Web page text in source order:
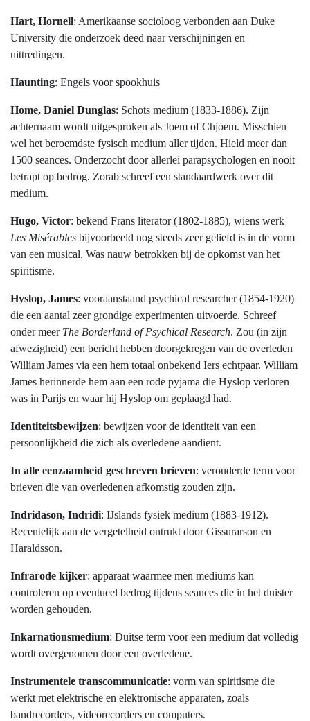
Hart, Hornell: Amerikaanse socioloog verbonden aan Duke
University die onderzoek deed naar verschijningen en
uittredingen.
Haunting: Engels voor spookhuis
Home, Daniel Dunglas: Schots medium (1833-1886). Zijn
achternaam wordt uitgesproken als Joem of Chjoem. Misschien
wel het beroemdste fysisch medium aller tijden. Hield meer dan
1500 seances. Onderzocht door allerlei parapsychologen en nooit
betrapt op bedrog. Zorab schreef een standaardwerk over dit
medium.
Hugo, Victor: bekend Frans literator (1802-1885), wiens werk
Les Misérables bijvoorbeeld nog steeds zeer geliefd is in de vorm
van een musical. Was nauw betrokken bij de opkomst van het
spiritisme.
Hyslop, James: vooraanstaand psychical researcher (1854-1920)
die een aantal zeer grondige experimenten uitvoerde. Schreef
onder meer The Borderland of Psychical Research. Zou (in zijn
afwezigheid) een bericht hebben doorgekregen van de overleden
William James via een hem totaal onbekend Iers echtpaar. William
James herinnerde hem aan een rode pyjama die Hyslop verloren
was in Parijs en waar hij Hyslop om geplaagd had.
Identiteitsbewijzen: bewijzen voor de identiteit van een
persoonlijkheid die zich als overledene aandient.
In alle eenzaamheid geschreven brieven: verouderde term voor
brieven die van overledenen afkomstig zouden zijn.
Indridason, Indridi: IJslands fysiek medium (1883-1912).
Recentelijk aan de vergetelheid ontrukt door Gissurarson en
Haraldsson.
Infrarode kijker: apparaat waarmee men mediums kan
controleren op eventueel bedrog tijdens seances die in het duister
worden gehouden.
Inkarnationsmedium: Duitse term voor een medium dat volledig
wordt overgenomen door een overledene.
Instrumentele transcommunicatie: vorm van spiritisme die
werkt met elektrische en elektronische apparaten, zoals
bandrecorders, videorecorders en computers.